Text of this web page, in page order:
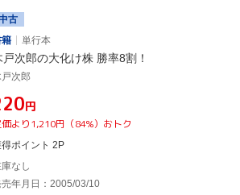
古
単行本
戸次郎の大化け株 勝率8割！
次郎
円
価より1,210円（84%）おトク
ポイント 2P
なし
売年月日：2005/03/10